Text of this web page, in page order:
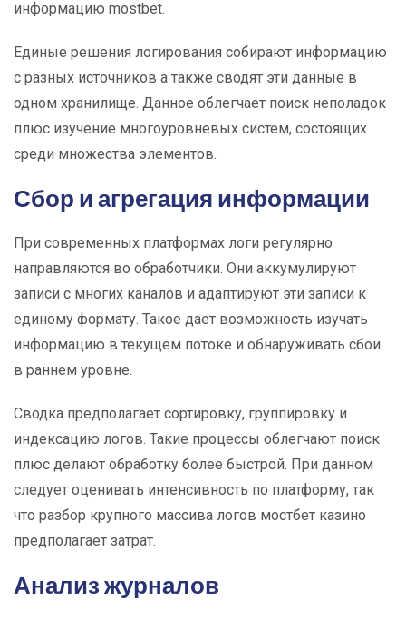
информацию mostbet.
Единые решения логирования собирают информацию
с разных источников а также сводят эти данные в
одном хранилище. Данное облегчает поиск неполадок
плюс изучение многоуровневых систем, состоящих
среди множества элементов.
Сбор и агрегация информации
При современных платформах логи регулярно
направляются во обработчики. Они аккумулируют
записи с многих каналов и адаптируют эти записи к
единому формату. Такое дает возможность изучать
информацию в текущем потоке и обнаруживать сбои
в раннем уровне.
Сводка предполагает сортировку, группировку и
индексацию логов. Такие процессы облегчают поиск
плюс делают обработку более быстрой. При данном
следует оценивать интенсивность по платформу, так
что разбор крупного массива логов мостбет казино
предполагает затрат.
Анализ журналов